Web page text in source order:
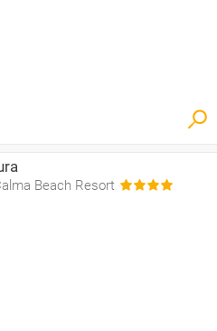
Beach Resort